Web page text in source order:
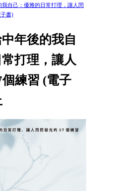
自己：優雅的日常打理，讓人閃
書)
年後的我自
打理，讓人
練習 (電子